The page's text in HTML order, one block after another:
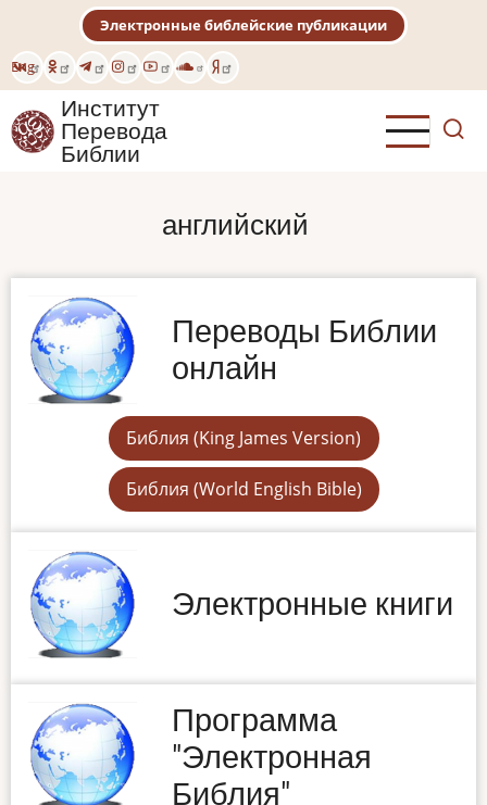
основному
содержанию
Eng
Электронные библейские публикации
Институт
Перевода
Библии
английский
Переводы Библии
онлайн
Библия (King James Version)
Библия (World English Bible)
Электронные книги
Программа
"Электронная
Библия"